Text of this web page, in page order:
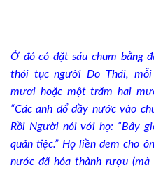
Ở đó có đặt sáu chum bằng
thói tục người Do Thái,
mươi hoặc một trăm hai
“Các anh đổ đầy nước vào
Rồi Người nói với họ: “Bây
quản tiệc.” Họ liền đem cho
nước đã hóa thành rượu